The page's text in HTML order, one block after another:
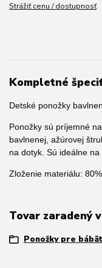
Strážiť cenu / dostupnosť
Kompletné
Detské ponožky
Ponožky sú príjemné
bavlnenej, ažúrovej
na dotyk. Sú ideálne
Zloženie materiálu:
Tovar zaradený
Ponožky pre